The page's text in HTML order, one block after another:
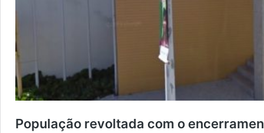
População revoltada com o